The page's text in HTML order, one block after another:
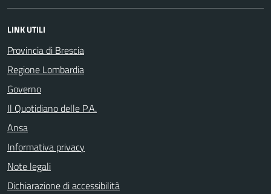
LINK UTILI
Provincia di Brescia
Regione Lombardia
Governo
Il Quotidiano delle P.A.
Ansa
Informativa privacy
Note legali
Dichiarazione di accessibilità